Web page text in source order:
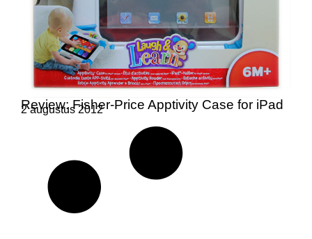
Review: Fisher-Price Apptivity Case for iPad
2 augustus 2012